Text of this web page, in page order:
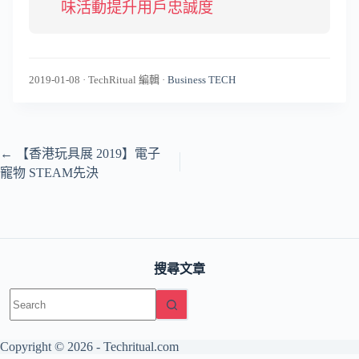
味活動提升用戶忠誠度
2019-01-08 · TechRitual 編輯 · Business TECH
←
【香港玩具展 2019】電子
寵物 STEAM先決
搜尋文章
results
Copyright © 2026 - Techritual.com